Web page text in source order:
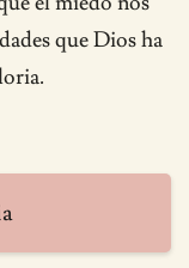
que Dios ha